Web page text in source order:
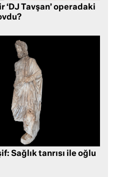
Tavşan’ operadaki
Sağlık tanrısı ile oğlu